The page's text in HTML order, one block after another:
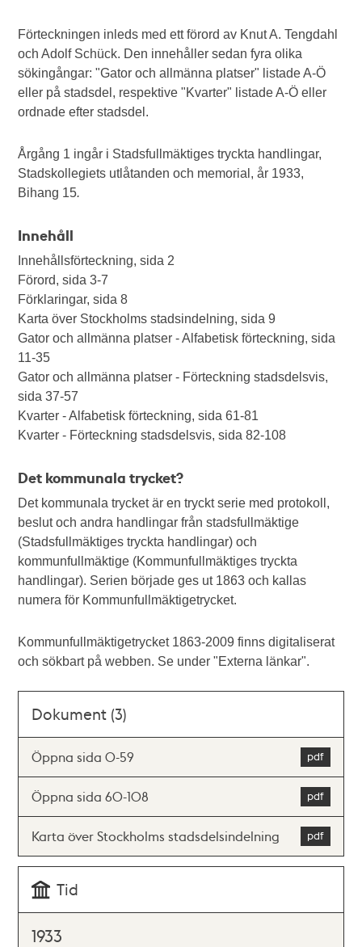
Förteckningen inleds med ett förord av Knut A. Tengdahl
och Adolf Schück. Den innehåller sedan fyra olika
sökingångar: "Gator och allmänna platser" listade A-Ö
eller på stadsdel, respektive "Kvarter" listade A-Ö eller
ordnade efter stadsdel.
Årgång 1 ingår i Stadsfullmäktiges tryckta handlingar,
Stadskollegiets utlåtanden och memorial, år 1933,
Bihang 15.
Innehåll
Innehållsförteckning, sida 2
Förord, sida 3-7
Förklaringar, sida 8
Karta över Stockholms stadsindelning, sida 9
Gator och allmänna platser - Alfabetisk förteckning, sida
11-35
Gator och allmänna platser - Förteckning stadsdelsvis,
sida 37-57
Kvarter - Alfabetisk förteckning, sida 61-81
Kvarter - Förteckning stadsdelsvis, sida 82-108
Det kommunala trycket?
Det kommunala trycket är en tryckt serie med protokoll,
beslut och andra handlingar från stadsfullmäktige
(Stadsfullmäktiges tryckta handlingar) och
kommunfullmäktige (Kommunfullmäktiges tryckta
handlingar). Serien började ges ut 1863 och kallas
numera för Kommunfullmäktigetrycket.
Kommunfullmäktigetrycket 1863-2009 finns digitaliserat
och sökbart på webben. Se under "Externa länkar".
Dokument (3)
Öppna sida 0-59
Öppna sida 60-108
Karta över Stockholms stadsdelsindelning
Tid
1933